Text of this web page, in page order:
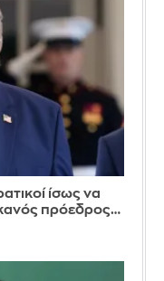
ίσως να
πρόεδρος…